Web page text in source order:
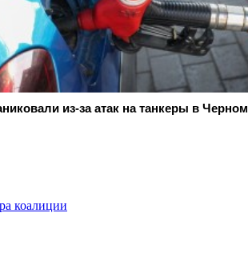
из-за атак на танкеры в Черном
коалиции